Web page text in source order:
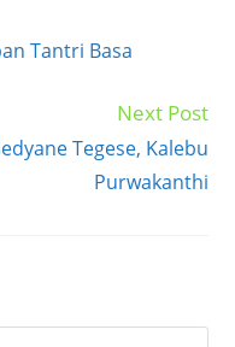
Tantri Basa
Next Post
Tegese, Kalebu
Purwakanthi